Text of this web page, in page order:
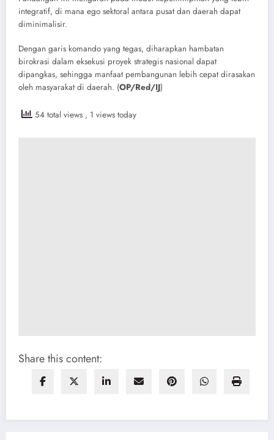
integratif, di mana ego sektoral antara pusat dan daerah dapat
diminimalisir.
Dengan garis komando yang tegas, diharapkan hambatan
birokrasi dalam eksekusi proyek strategis nasional dapat
dipangkas, sehingga manfaat pembangunan lebih cepat dirasakan
oleh masyarakat di daerah. (OP/Red/IJ)
54 total views , 1 views today
Share this content: